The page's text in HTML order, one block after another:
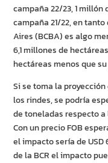
campaña 22/23, 1
campaña 21/22, en
Aires (BCBA) es algo
6,1 millones de
hectáreas menos que
Si se toma la
los rindes, se podría
de toneladas respecto a
Con un precio FOB
el impacto sería de
de la BCR el impacto